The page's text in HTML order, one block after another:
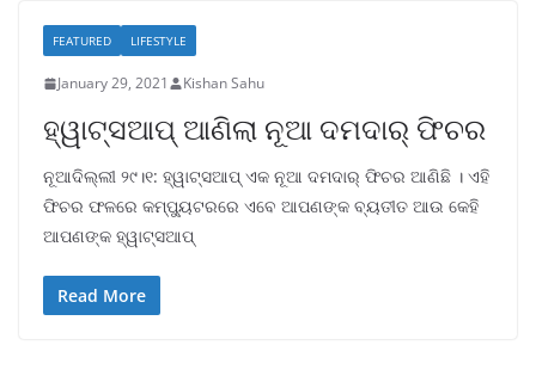
FEATURED LIFESTYLE
January 29, 2021 Kishan Sahu
ହ୍ୱାଟ୍ସଆପ୍ ଆଣିଲା ନୂଆ ଦମଦାର୍ ଫିଚର
ନୂଆଦିଲ୍ଲୀ ୨୯।୧: ହ୍ୱାଟ୍ସଆପ୍ ଏକ ନୂଆ ଦମଦାର୍ ଫିଚର ଆଣିଛି । ଏହି
ଫିଚର ଫଳରେ କମ୍ପ୍ୟୁଟରରେ ଏବେ ଆପଣଙ୍କ ବ୍ୟତୀତ ଆଉ କେହି
ଆପଣଙ୍କ ହ୍ୱାଟ୍ସଆପ୍
Read More